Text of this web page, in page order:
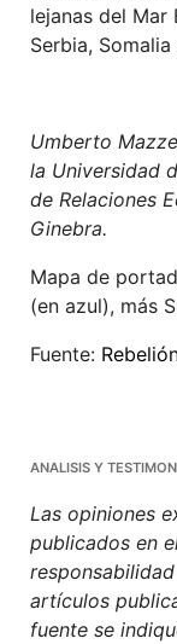
lejanas del
Serbia,
Umberto
la Universidad
de Relaciones
Ginebra.
Mapa de
(en azul), más
Fuente:
ANALISIS Y
Las opiniones
publicados en
artículos
fuente se